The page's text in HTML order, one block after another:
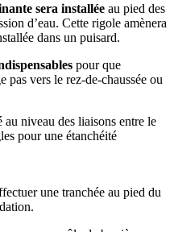
sera installée au pied des
d’eau. Cette rigole amènera
dans un puisard.
pour que
pas vers le rez-de-chaussée ou
niveau des liaisons entre le
pour une étanchéité
une tranchée au pied du